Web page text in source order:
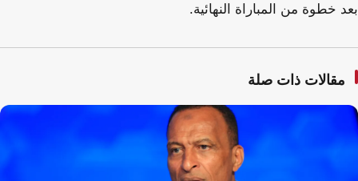
بعد خطوة من المباراة النهائية.
مقالات ذات صلة